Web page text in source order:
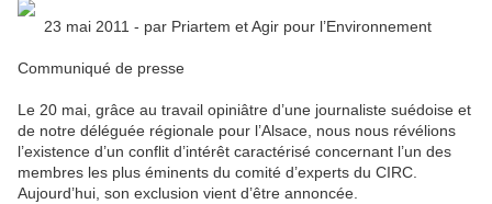
23 mai 2011 - par Priartem et Agir pour l’Environnement
Communiqué de presse
Le 20 mai, grâce au travail opiniâtre d’une journaliste suédoise et
de notre déléguée régionale pour l’Alsace, nous nous révélions
l’existence d’un conflit d’intérêt caractérisé concernant l’un des
membres les plus éminents du comité d’experts du CIRC.
Aujourd’hui, son exclusion vient d’être annoncée.